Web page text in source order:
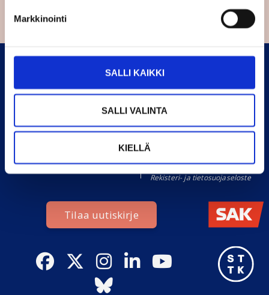
Markkinointi
SALLI KAIKKI
SALLI VALINTA
KIELLÄ
Jaa Whatsappissa
FinUnions
Boulevard du Jardin Botanique
6th floor
Lähetä sähköpostia
FINUNIONS
Palkansaajien edunvalvontaa
Edustamme 1,4 miljoonaa
Suomessa työskentelevää
palkansaajaa.
Avoimuusrekisteri:
774047715805-95
Rekisteri- ja tietosuojaseloste
Tilaa uutiskirje